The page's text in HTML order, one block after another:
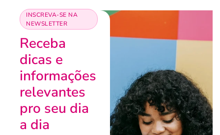
INSCREVA-SE NA
NEWSLETTER
Receba
dicas e
informações
relevantes
pro seu dia
a dia